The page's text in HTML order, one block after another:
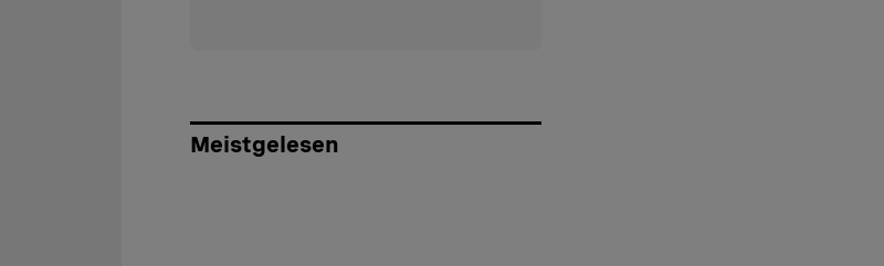
Meistgelesen